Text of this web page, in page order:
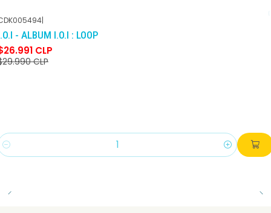
-10%DCTO
|
- ALBUM I.O.I : LOOP
CLP
CLP